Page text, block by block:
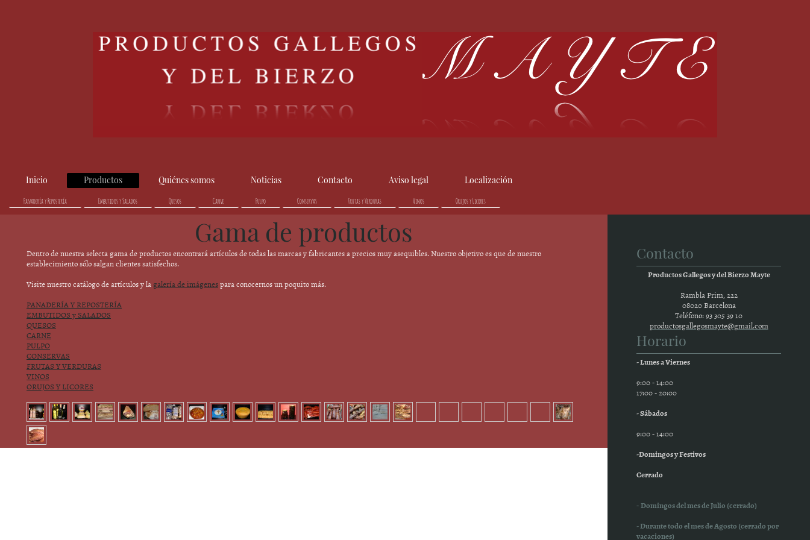
Inicio Productos Quiénes somos Noticias Contacto Aviso legal Localización
Panadería y Repostería Embutidos y Salados Quesos Carne Pulpo Conservas Frutas y Verduras Vinos Orujos y Licores
Gama de productos
Dentro de nuestra selecta gama de productos encontrará artículos de todas las marcas y fabricantes a precios muy asequibles. Nuestro objetivo es que de nuestro
establecimiento sólo salgan clientes satisfechos.
Visite nuestro catálogo de artículos y la galería de imágenespara conocernos un poquito más.
PANADERÍA Y REPOSTERÍA
EMBUTIDOS y SALADOS
QUESOS
CARNE
PULPO
CONSERVAS
FRUTAS Y VERDURAS
VINOS
ORUJOS Y LICORES
Contacto
Productos Gallegos y del Bierzo Mayte
Rambla Prim, 222
08020 Barcelona
Teléfono: 93 305 39 10
productosgallegosmayte@gmail.com
Horario
- Lunes a Viernes
9:00 - 14:00
17:00 - 20:00
- Sábados
9:00 - 14:00
-Domingos y Festivos
Cerrado
-Domingos del mes de Julio (cerrado)
- Durante todo el mes de Agosto (cerrado por
vacaciones)